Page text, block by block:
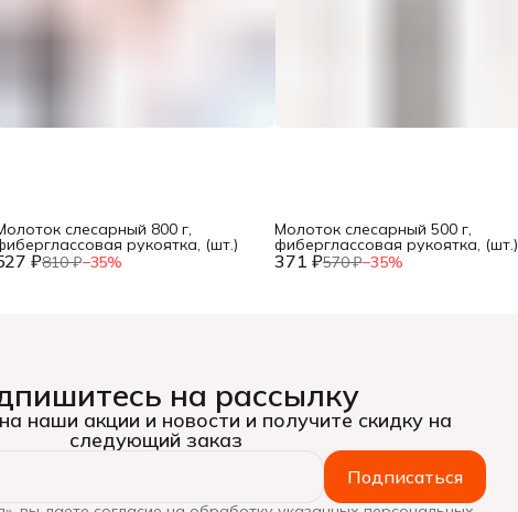
₽810 ₽−35%
слесарный 800 г,
рукоятка, (шт.)
371 ₽570 ₽−35%
Молоток слесарный 500 г,
фиберглассовая рукоятка, (шт.)
на рассылку
наши акции и новости и получите скидку на
следующий заказ
Подписаться